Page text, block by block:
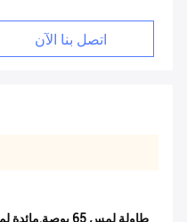
اتصل بنا الآن
طاولة لمس 65